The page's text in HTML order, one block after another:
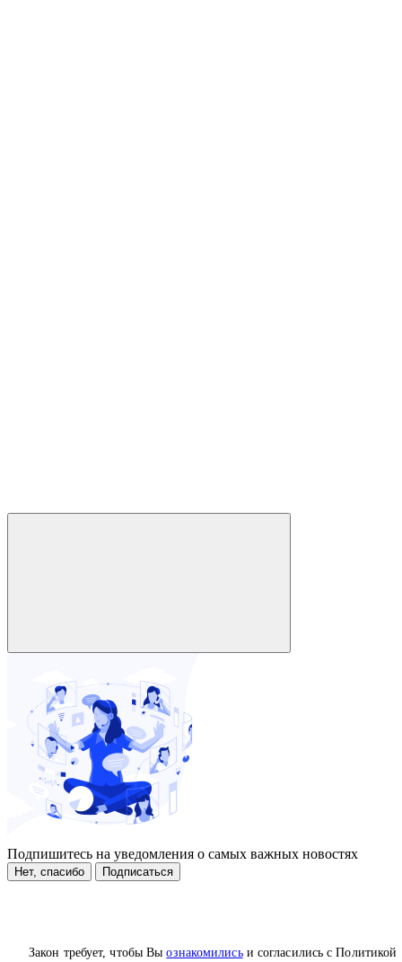
Закон требует, чтобы Выознакомилисьи согласились с Политикой
Подпишитесь на уведомления о самых важных новостях
Нет, спасибо Подписаться